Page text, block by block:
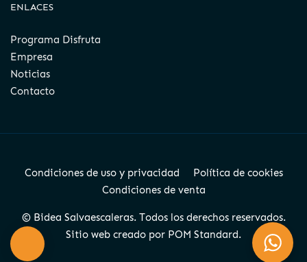
ENLACES
Programa Disfruta
Empresa
Noticias
Contacto
Condiciones de uso y privacidad
Política de cookies
Condiciones de venta
© Bidea Salvaescaleras. Todos los derechos reservados.
Sitio web creado por POM Standard.